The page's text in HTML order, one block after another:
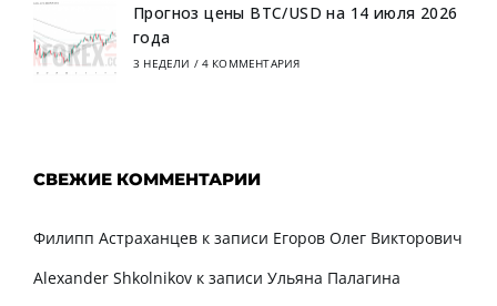
Прогноз цены BTC/USD на 14 июля 2026
года
3 НЕДЕЛИ / 4 КОММЕНТАРИЯ
СВЕЖИЕ КОММЕНТАРИИ
Филипп Астраханцев к записи Егоров Олег Викторович
Alexander Shkolnikov к записи Ульяна Палагина